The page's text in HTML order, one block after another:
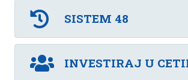
SISTEM 48
INVESTIRAJ U